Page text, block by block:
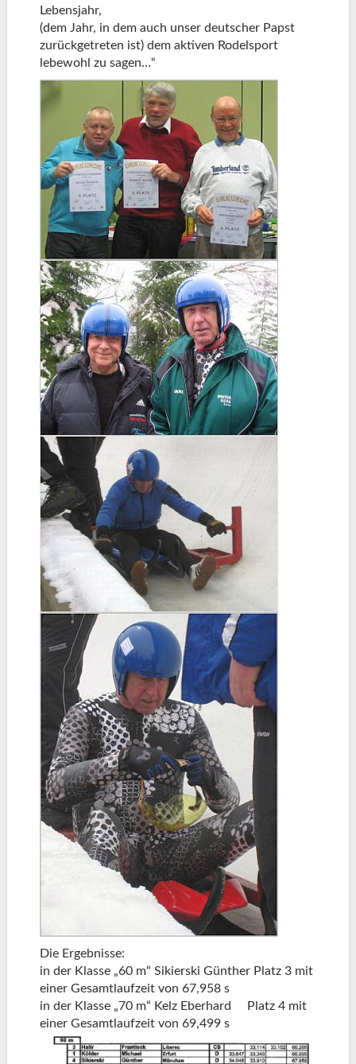
Lebensjahr,
(dem Jahr, in dem auch unser deutscher Papst
zurückgetreten ist) dem aktiven Rodelsport
lebewohl zu sagen…“
Die Ergebnisse:
in der Klasse „60 m“ Sikierski Günther Platz 3 mit
einer Gesamtlaufzeit von 67,958 s
in der Klasse „70 m“ Kelz Eberhard Platz 4 mit
einer Gesamtlaufzeit von 69,499 s